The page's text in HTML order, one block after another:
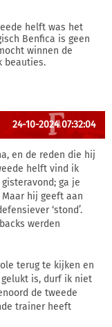
helft was het
Benfica is geen
winnen de
beauties.
24-10-2024 07:32:04
en de reden die hij
helft vind ik
ga je
hij geeft aan
‘stond’.
werden
terug te kijken en
is, durf ik niet
de tweede
trainer heeft